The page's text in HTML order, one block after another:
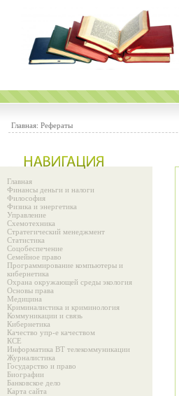
Главная: Рефераты
Главная
Финансы деньги и налоги
Философия
Физика и энергетика
Управление
Схемотехника
Стратегический менеджмент
Статистика
Соцобеспечение
Семейное право
Программирование компьютеры и
кибернетика
Охрана окружающей среды экология
Основы права
Медицина
Криминалистика и криминология
Коммуникации и связь
Кибернетика
Качество упр-е качеством
КСЕ
Информатика ВТ телекоммуникации
Журналистика
Государство и право
Биографии
Банковское дело
Карта сайта